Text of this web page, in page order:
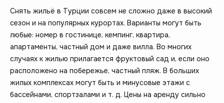
Снять жильё в Турции совсем не сложно даже в высокий
сезон и на популярных курортах. Варианты могут быть
любые: номер в гостинице, кемпинг, квартира,
апартаменты, частный дом и даже вилла. Во многих
случаях к жилью прилагается фруктовый сад и, если оно
расположено на побережье, частный пляж. В больших
жилых комплексах могут быть и минусовые этажи с
бассейнами, спортзалами и т. д. Цены на аренду сильно